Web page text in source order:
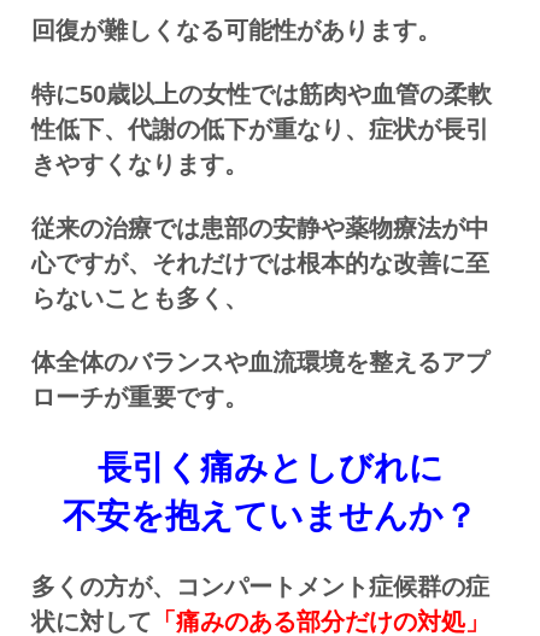
回復が難しくなる可能性があります。
特に50歳以上の女性では筋肉や血管の柔軟
性低下、代謝の低下が重なり、症状が長引
きやすくなります。
従来の治療では患部の安静や薬物療法が中
心ですが、それだけでは根本的な改善に至
らないことも多く、
体全体のバランスや血流環境を整えるアプ
ローチが重要です。
長引く痛みとしびれに
不安を抱えていませんか？
多くの方が、コンパートメント症候群の症
状に対して 「痛みのある部分だけの対処」